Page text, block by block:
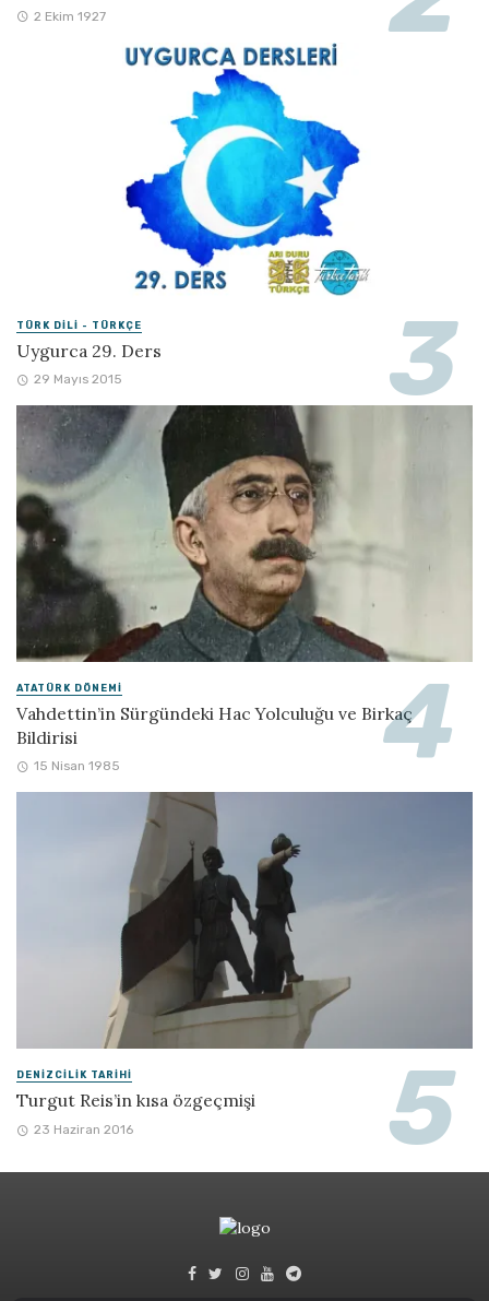
2 Ekim 1927
TÜRK DILI - TÜRKÇE
Uygurca 29. Ders
29 Mayıs 2015
ATATÜRK DÖNEMI
Vahdettin’in Sürgündeki Hac Yolculuğu ve Birkaç
Bildirisi
15 Nisan 1985
DENIZCILIK TARIHI
Turgut Reis’in kısa özgeçmişi
23 Haziran 2016